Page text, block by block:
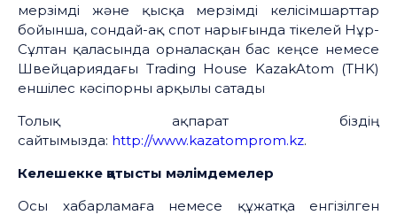
мерзімді және қысқа мерзімді келісімшарттар
бойынша, сондай-ақ спот нарығында тікелей Нұр-
Сұлтан қаласында орналасқан бас кеңсе немесе
Швейцариядағы Trading House KazakAtom (THK)
еншілес кәсіпорны арқылы сатады
Толық ақпарат біздің
сайтымызда: http://www.kazatomprom.kz.
Келешекке қатысты мәлімдемелер
Осы хабарламаға немесе құжатқа енгізілген